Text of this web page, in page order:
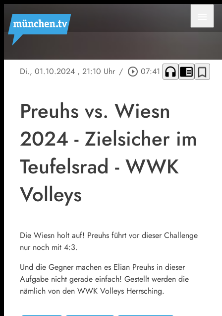
Di., 01.10.2024 , 21:10 Uhr / play_circle_outline 07:41 headphones chrome_reader_mode bookmark_border
Preuhs vs. Wiesn
2024 - Zielsicher im
Teufelsrad - WWK
Volleys
Die Wiesn holt auf! Preuhs führt vor dieser Challenge
nur noch mit 4:3.
Und die Gegner machen es Elian Preuhs in dieser
Aufgabe nicht gerade einfach! Gestellt werden die
nämlich von den WWK Volleys Herrsching.